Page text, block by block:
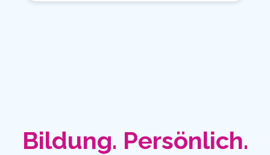
Bildung. Persönlich.